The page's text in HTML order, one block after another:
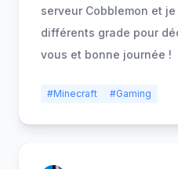
serveur Cobblemon et
différents grade pour
vous et bonne journée !
#Minecraft #Gaming